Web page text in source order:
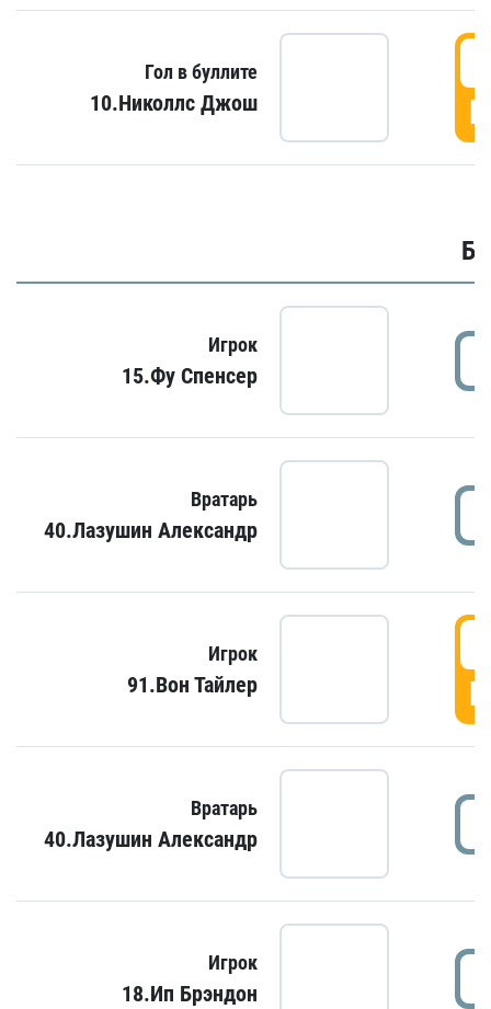
Гол в буллите
10.Николлс Джош
Игрок
15.Фу Спенсер
Вратарь
40.Лазушин Александр
Игрок
91.Вон Тайлер
Вратарь
40.Лазушин Александр
Игрок
18.Ип Брэндон